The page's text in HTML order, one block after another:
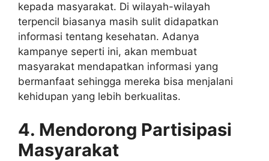
kepada masyarakat. Di wilayah-wilayah
terpencil biasanya masih sulit didapatkan
informasi tentang kesehatan. Adanya
kampanye seperti ini, akan membuat
masyarakat mendapatkan informasi yang
bermanfaat sehingga mereka bisa menjalani
kehidupan yang lebih berkualitas.
4. Mendorong Partisipasi
Masyarakat